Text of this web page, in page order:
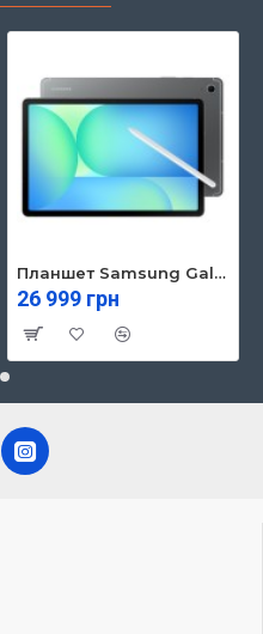
Планшет Samsung Galaxy Tab S10 FE 5G 8/128GB Gray (SM-X526BZAREUC)
26 999 грн